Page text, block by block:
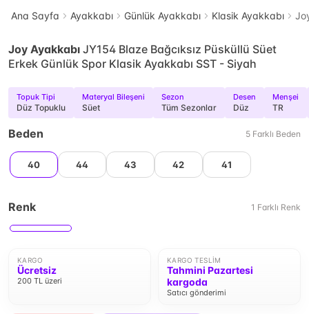
Ana Sayfa Ayakkabı Günlük Ayakkabı Klasik Ayakkabı
Joy Ayakkabı JY154 Blaze Bağcıksız Püsküllü Süet
Erkek Günlük Spor Klasik Ayakkabı SST - Siyah
Topuk Tipi
Düz Topuklu
Materyal Bileşeni
Süet
Sezon
Tüm Sezonlar
Desen
Düz
Menşei
TR
Beden 5 Farklı Beden
40 44 43 42 41
Renk 1 Farklı Renk
KARGO
Ücretsiz
200 TL üzeri
KARGO TESLIM
Tahmini Pazartesi
kargoda
Satıcı gönderimi